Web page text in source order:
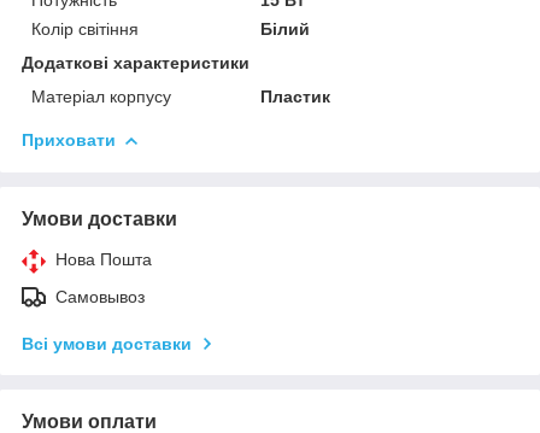
Колір світіння
Білий
Додаткові характеристики
Матеріал корпусу
Пластик
Приховати
Умови доставки
Нова Пошта
Самовывоз
Всі умови доставки
Умови оплати